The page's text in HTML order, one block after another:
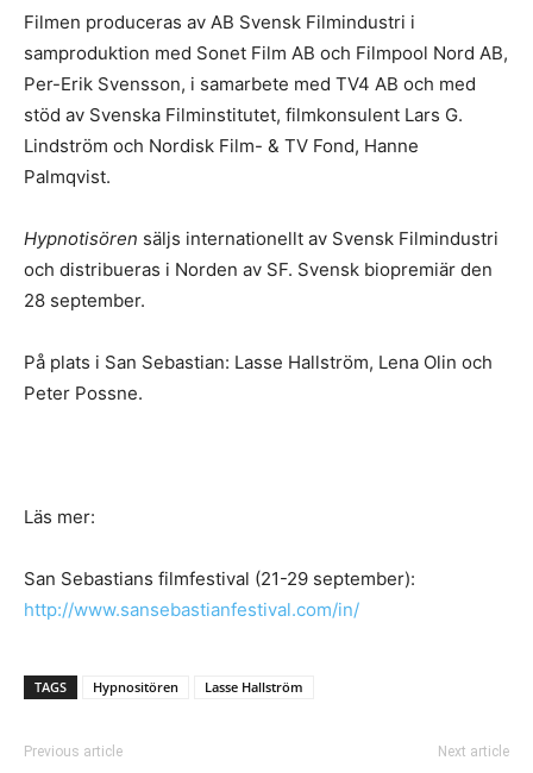
Filmen produceras av AB Svensk Filmindustri i
samproduktion med Sonet Film AB och Filmpool Nord AB,
Per-Erik Svensson, i samarbete med TV4 AB och med
stöd av Svenska Filminstitutet, filmkonsulent Lars G.
Lindström och Nordisk Film- & TV Fond, Hanne
Palmqvist.
Hypnotisören säljs internationellt av Svensk Filmindustri
och distribueras i Norden av SF. Svensk biopremiär den
28 september.
På plats i San Sebastian: Lasse Hallström, Lena Olin och
Peter Possne.
Läs mer:
San Sebastians filmfestival (21-29 september):
http://www.sansebastianfestival.com/in/
TAGS Hypnositören Lasse Hallström
Previous article Next article